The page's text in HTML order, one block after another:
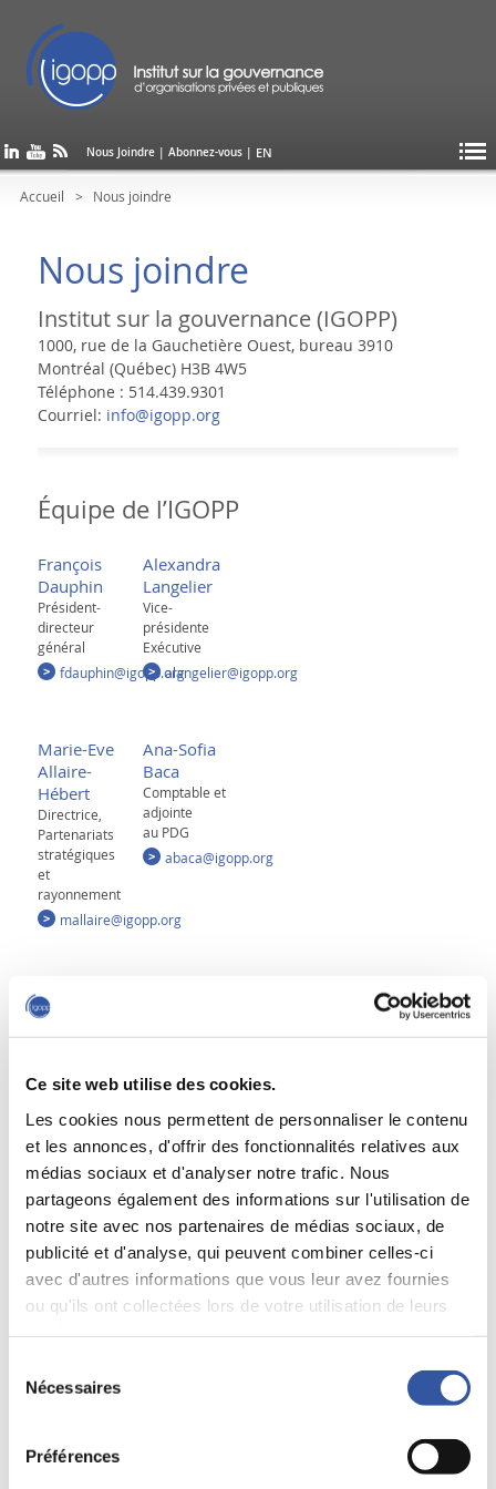
Ce site web utilise des cookies.
Les cookies nous permettent de personnaliser le contenu
et les annonces, d'offrir des fonctionnalités relatives aux
médias sociaux et d'analyser notre trafic. Nous
partageons également des informations sur l'utilisation de
notre site avec nos partenaires de médias sociaux, de
publicité et d'analyse, qui peuvent combiner celles-ci
avec d'autres informations que vous leur avez fournies
ou qu'ils ont collectées lors de votre utilisation de leurs
Nécessaires
Préférences
Nous Joindre |Abonnez-vous | EN
Accueil Nous joindre
Nous joindre
Institut sur la gouvernance (IGOPP)
1000, rue de la Gauchetière Ouest, bureau 3910
Montréal (Québec) H3B 4W5
Téléphone : 514.439.9301
Courriel: info@igopp.org
Équipe de l’IGOPP
François
Dauphin
Président-
directeur
général
fdauphin@igopp.org
Alexandra
Langelier
Vice-
présidente
Exécutive
alangelier@igopp.org
Marie-Eve
Allaire-
Hébert
Directrice,
Partenariats
stratégiques
et
rayonnement
mallaire@igopp.org
Ana-Sofia
Baca
Comptable et
adjointe
au PDG
abaca@igopp.org
Alexandra
Boivin
Conseillère en
Accompagnement
formation sur
mesure
aboivin@igopp.org
Coordonnatrice,
événements et
ysouffrant@igopp.org
Luc
Martinet
Conseiller en
gouvernance,
et
lmartinet@igopp.org
Salima
Hamdoune
Chargée de
projet,